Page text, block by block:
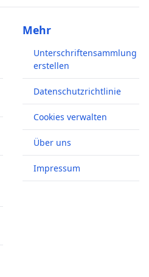
Mehr
Unterschriftensammlung
erstellen
Datenschutzrichtlinie
Cookies verwalten
Über uns
Impressum